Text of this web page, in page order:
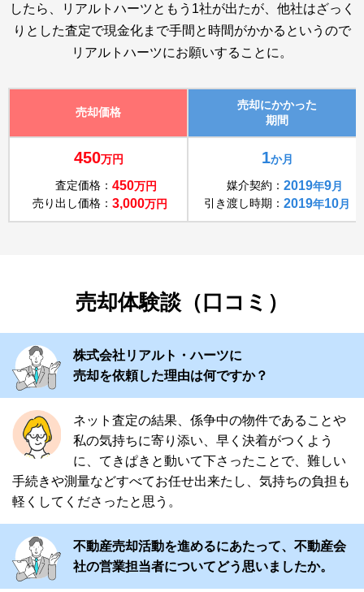
したら、リアルトハーツともう1社が出たが、他社はざっく
りとした査定で現金化まで手間と時間がかかるというので
リアルトハーツにお願いすることに。
売却価格
売却にかかった
期間
450万円
査定価格： 450万円
売り出し価格： 3,000万円
1か月
媒介契約： 2019年9月
引き渡し時期： 2019年10月
売却体験談（口コミ）
株式会社リアルト・ハーツに
売却を依頼した理由は何ですか？
ネット査定の結果、係争中の物件であることや
私の気持ちに寄り添い、早く決着がつくよう
に、てきぱきと動いて下さったことで、難しい
手続きや測量などすべてお任せ出来たし、気持ちの負担も
軽くしてくださったと思う。
不動産売却活動を進めるにあたって、不動産会
社の営業担当者についてどう思いましたか。